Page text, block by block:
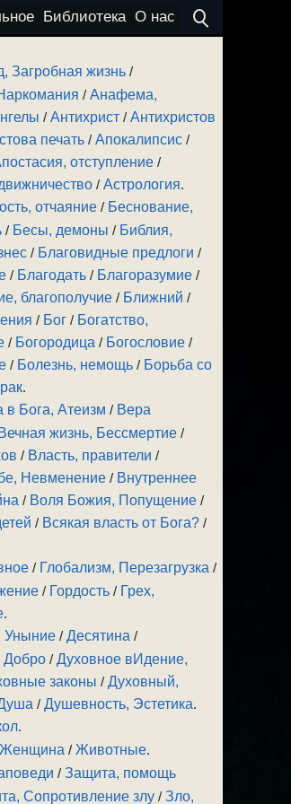
Библиотека О нас
Загробная жизнь /
/Анафема,
/Антихрист /Антихристов
печать /Апокалипсис /
отступление /
/Астрология.
отчаяние / Беснование,
/ Бесы, демоны / Библия,
/ Благовидные предлоги /
/ Благодать / Благоразумие /
благополучие / Ближний /
/ Бог / Богатство,
/ Богородица / Богословие /
/ Болезнь, немощь / Борьба со
.
в Бога, Атеизм / Вера
Вечная жизнь, Бессмертие /
/ Власть, правители /
Невменение / Внутреннее
/ Воля Божия, Попущение /
/ Всякая власть от Бога? /
/ Глобализм, Перезагрузка /
/ Гордость / Грех,
.
Уныние /Десятина /
Добро /Духовное вИдение,
законы /Духовный,
/Душевность, Эстетика.
.
Женщина /Животные.
/Защита, помощь
Сопротивление злу /Зло,